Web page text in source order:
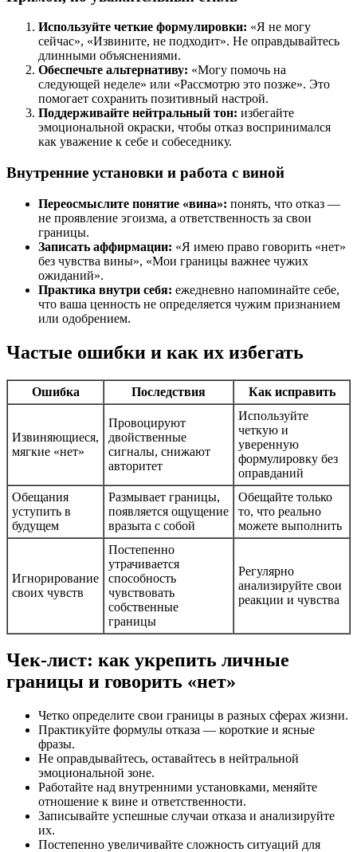
Используйте четкие формулировки: «Я не могу
сейчас», «Извините, не подходит». Не оправдывайтесь
длинными объяснениями.
Обеспечьте альтернативу: «Могу помочь на
следующей неделе» или «Рассмотрю это позже». Это
помогает сохранить позитивный настрой.
Поддерживайте нейтральный тон: избегайте
эмоциональной окраски, чтобы отказ воспринимался
как уважение к себе и собеседнику.
Внутренние установки и работа с виной
Переосмыслите понятие «вина»: понять, что отказ —
не проявление эгоизма, а ответственность за свои
границы.
Записать аффирмации: «Я имею право говорить «нет»
без чувства вины», «Мои границы важнее чужих
ожиданий».
Практика внутри себя: ежедневно напоминайте себе,
что ваша ценность не определяется чужим признанием
или одобрением.
Частые ошибки и как их избегать
Ошибка Последствия Как исправить
Извиняющиеся,
мягкие «нет»
Провоцируют
двойственные
сигналы, снижают
авторитет
Используйте
четкую и
уверенную
формулировку без
оправданий
Обещания
уступить в
будущем
Размывает границы,
появляется ощущение
вразыта с собой
Обещайте только
то, что реально
можете выполнить
Игнорирование
своих чувств
Постепенно
утрачивается
способность
чувствовать
собственные
границы
Регулярно
анализируйте свои
реакции и чувства
Чек-лист: как укрепить личные
границы и говорить «нет»
Четко определите свои границы в разных сферах жизни.
Практикуйте формулы отказа — короткие и ясные
фразы.
Не оправдывайтесь, оставайтесь в нейтральной
эмоциональной зоне.
Работайте над внутренними установками, меняйте
отношение к вине и ответственности.
Записывайте успешные случаи отказа и анализируйте
их.
Постепенно увеличивайте сложность ситуаций для